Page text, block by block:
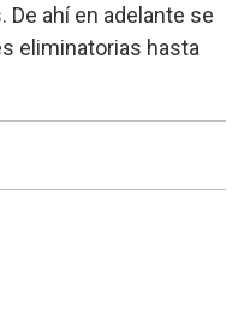
ahí en adelante se
eliminatorias hasta